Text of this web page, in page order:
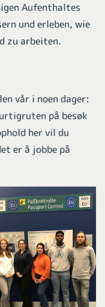
Aufenthaltes
und erleben, wie
zu arbeiten.
vår i noen dager:
på besøk
her vil du
er å jobbe på